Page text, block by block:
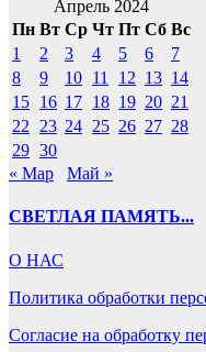
Апрель 2024
Пн Вт Ср Чт Пт Сб Вс
1
2 3 4 5 6
7
8
9 10 11 12 13 14
15 16 17 18 19 20 21
22
23 24 25 26 27 28
29 30
« Мар
Май »
СВЕТЛАЯ ПАМЯТЬ...
О НАС
Политика обработки
Согласие на обработку